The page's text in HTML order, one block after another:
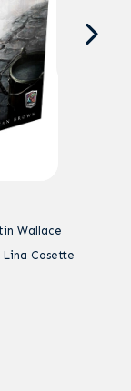
Wallace
Cosette